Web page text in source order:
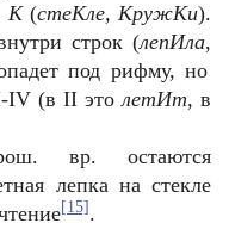
К(стеКле, КружКи).
строк (лепИла,
под рифму, но
-IV (в II этолетИт, в
вр. остаются
лепка на стекле
[15] .